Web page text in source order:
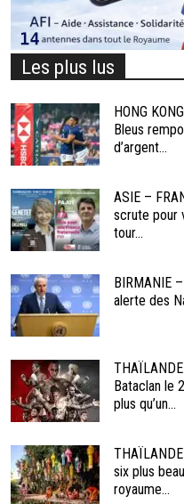
Les plus lus
HONG
Bleus
d’argent...
ASIE –
scrute pour
tour...
BIRMANIE
alerte des
Bataclan le
plus qu’un...
six plus
royaume...